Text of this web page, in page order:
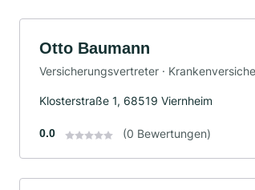
Otto Baumann
Versicherungsvertreter ·
Klosterstraße 1, 68519 Viernheim
0.0 (0 Bewertungen)